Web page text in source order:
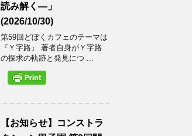
読み解く―」
(2026/10/30)
第59回どぼくカフェのテーマは
『Ｙ字路』 著者自身がＹ字路
の探求の軌跡と発見につ ...
【お知らせ】コンストラ